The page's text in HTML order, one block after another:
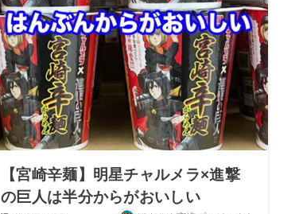
【宮崎辛麺】明星チャルメラ×進撃
の巨人は半分からがおいしい